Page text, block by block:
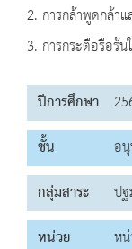
2. การกล้าพูดกล้า
3. การกระตือรือร้
ปีการศึกษา
ชั้น
อ
กลุ่มสาระ
ป
หน่วย
ห